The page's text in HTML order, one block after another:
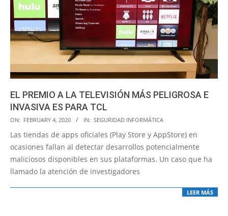
EL PREMIO A LA TELEVISIÓN MÁS PELIGROSA E
INVASIVA ES PARA TCL
2020-
02-
ON: FEBRUARY 4, 2020 IN: SEGURIDAD INFORMÁTICA
Las tiendas de apps oficiales (Play Store y AppStore) en
ocasiones fallan al detectar desarrollos potencialmente
maliciosos disponibles en sus plataformas. Un caso que ha
llamado la atención de investigadores
LEER MÁS